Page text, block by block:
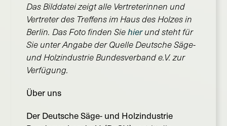
Das Bilddatei zeigt alle Vertreterinnen und
Vertreter des Treffens im Haus des Holzes in
Berlin. Das Foto finden Siehierund steht für
Sie unter Angabe der Quelle Deutsche Säge-
und Holzindustrie Bundesverband e.V. zur
Verfügung.
Über uns
Der Deutsche Säge- und Holzindustrie